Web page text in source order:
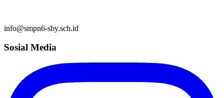
info@smpn6-sby.sch.id
Sosial Media